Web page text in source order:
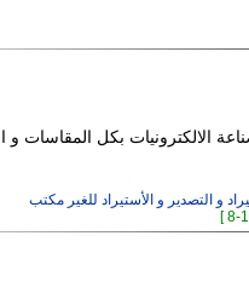
الالكترونيات بكل المقاسات و
و التصدير و الأستيراد للغير مكتب